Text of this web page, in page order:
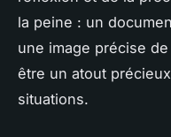
la peine : un
une image précise
être un atout
situations.